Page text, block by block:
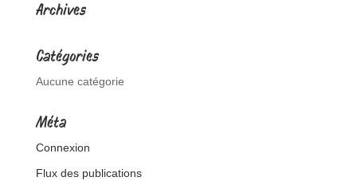
Archives
Catégories
Aucune catégorie
Méta
Connexion
Flux des publications